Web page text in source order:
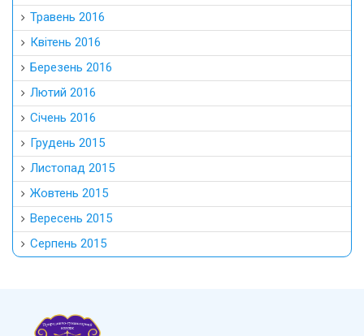
Травень 2016
Квітень 2016
Березень 2016
Лютий 2016
Січень 2016
Грудень 2015
Листопад 2015
Жовтень 2015
Вересень 2015
Серпень 2015